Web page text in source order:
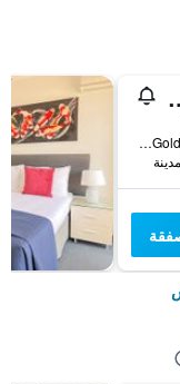
بيتش
2346 Gold Coast Highway, ميرميد بيتش, QLD, أستراليا